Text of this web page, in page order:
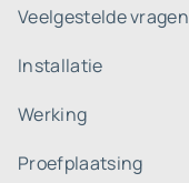
Veelgestelde vragen
Installatie
Werking
Proefplaatsing